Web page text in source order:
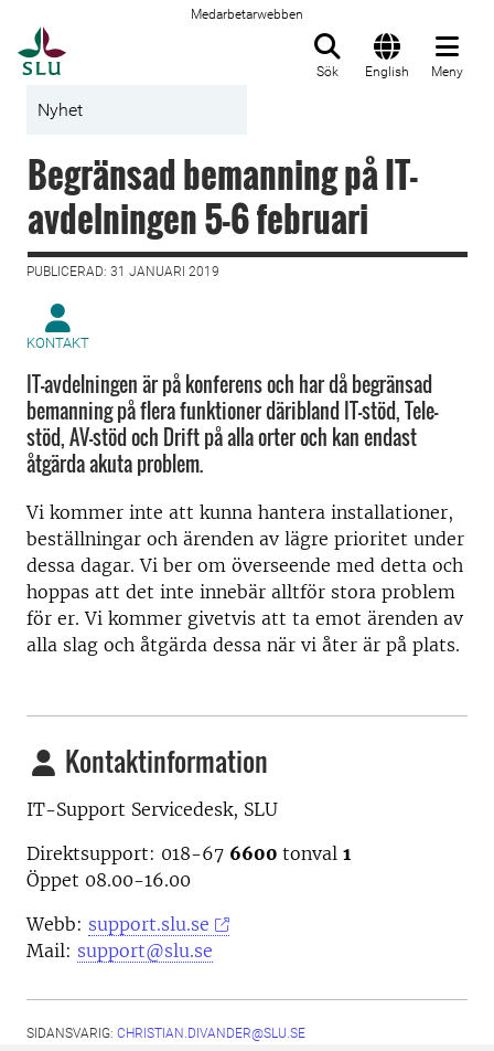
Medarbetarwebben
Sök English Meny
Nyhet
Begränsad bemanning på IT-
avdelningen 5-6 februari
PUBLICERAD: 31 JANUARI 2019
KONTAKT
IT-avdelningen är på konferens och har då begränsad
bemanning på flera funktioner däribland IT-stöd, Tele-
stöd, AV-stöd och Drift på alla orter och kan endast
åtgärda akuta problem.
Vi kommer inte att kunna hantera installationer,
beställningar och ärenden av lägre prioritet under
dessa dagar. Vi ber om överseende med detta och
hoppas att det inte innebär alltför stora problem
för er. Vi kommer givetvis att ta emot ärenden av
alla slag och åtgärda dessa när vi åter är på plats.
Kontaktinformation
IT-Support Servicedesk, SLU
Direktsupport: 018-67 6600 tonval 1
Öppet 08.00-16.00
Webb: support.slu.se
Mail: support@slu.se
SIDANSVARIG: CHRISTIAN.DIVANDER@SLU.SE